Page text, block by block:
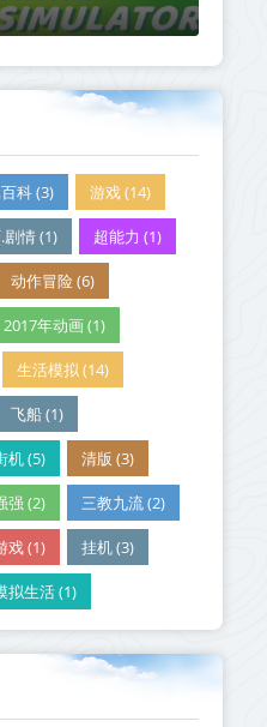
科 (3) 游戏 (14)
剧情 (1) 超能力 (1)
动作冒险 (6)
2017年动画 (1)
生活模拟 (14)
飞船 (1)
机 (5) 清版 (3)
强 (2) 三教九流 (2)
戏 (1) 挂机 (3)
拟生活 (1)